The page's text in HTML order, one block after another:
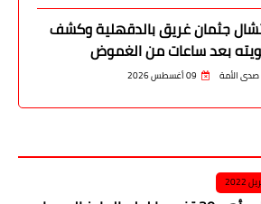
جثمان غريق بالدقهلية وكشف
بعد ساعات من الغموض
صدى الأمة 09 أغسطس 2026